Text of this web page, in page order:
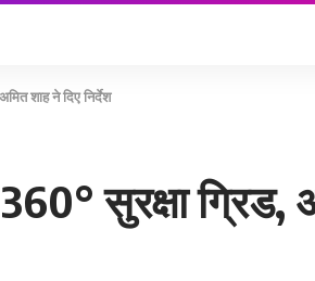
शाह ने दिए निर्देश
सुरक्षा ग्रिड,